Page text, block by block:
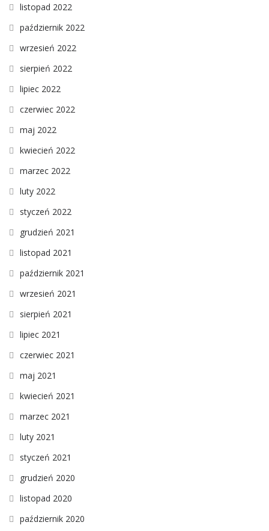
listopad 2022
październik 2022
wrzesień 2022
sierpień 2022
lipiec 2022
czerwiec 2022
maj 2022
kwiecień 2022
marzec 2022
luty 2022
styczeń 2022
grudzień 2021
listopad 2021
październik 2021
wrzesień 2021
sierpień 2021
lipiec 2021
czerwiec 2021
maj 2021
kwiecień 2021
marzec 2021
luty 2021
styczeń 2021
grudzień 2020
listopad 2020
październik 2020